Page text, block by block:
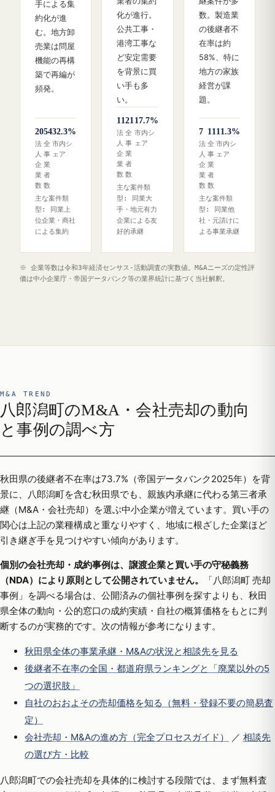
手による集
約化が進
む。地方卸
売業は問屋
機能の再構
築で再編が
頻発。
20
法
人
企
業
数
54
全
事
業
者
数
32.3%
市内シ
ェア
主な案件類
型: 同業上
位企業・商社
による集約
化が進行。
公共工事・
港湾工事な
ど安定需要
を背景に買
い手も多
い。
11
法
人
企
業
数
21
全
事
業
者
数
17.7%
市内シ
ェア
主な案件類
型: 同業大
手・地元有力
企業による友
好的承継
数。製造業
の後継者不
在率は約
58%、特に
地方の家族
経営が課
題。
7
法
人
企
業
数
11
全
事
業
者
数
11.3%
市内シ
ェア
主な案件類
型: 同業他
社・元請けに
よる事業承継
※ 企業等数は令和3年経済センサス‐活動調査の実数値。M&Aニーズの定性評
価は中小企業庁・帝国データバンク等の業界統計に基づく当社解釈。
M&A TREND
八郎潟町のM&A・会社売却の動向
と事例の調べ方
秋田県の後継者不在率は73.7%（帝国データバンク2025年）を背
景に、八郎潟町を含む秋田県でも、親族内承継に代わる第三者承
継（M&A・会社売却）を選ぶ中小企業が増えています。買い手の
関心は上記の業種構成と重なりやすく、地域に根ざした企業ほど
引き継ぎ手を見つけやすい傾向があります。
個別の会社売却・成約事例は、譲渡企業と買い手の守秘義務
（NDA）により原則として公開されていません。
「八郎潟町 売却
事例」を調べる場合は、公開済みの個社事例を探すよりも、秋田
県全体の動向・公的窓口の成約実績・自社の概算価格をもとに判
断するのが実務的です。次の情報が参考になります。
秋田県全体の事業承継・M&Aの状況と相談先を見る
後継者不在率の全国・都道府県ランキングと「廃業以外の5
つの選択肢」
自社のおおよその売却価格を知る（無料・登録不要の簡易査
定）
会社売却・M&Aの進め方（完全プロセスガイド）
／ 相談先
の選び方・比較
八郎潟町での会社売却を具体的に検討する段階では、まず無料査